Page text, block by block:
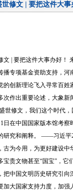
世修文 | 要把这件大事
文 | 要把这件大事办好！
播专项基金资助支持，
的创新理论飞入寻常百姓
次作出重要论述，大象新
世修文，我们这个时代
日在中国国家版本馆考察
研究和阐释。 ——习近平
古为今用，为更好建设
宝贵文物甚至“国宝”，
把中国文明历史研究引
加大国家支持力度，加